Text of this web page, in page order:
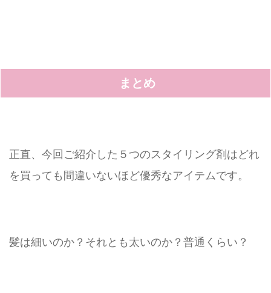
まとめ
正直、今回ご紹介した５つのスタイリング剤はどれ
を買っても間違いないほど優秀なアイテムです。
髪は細いのか？それとも太いのか？普通くらい？